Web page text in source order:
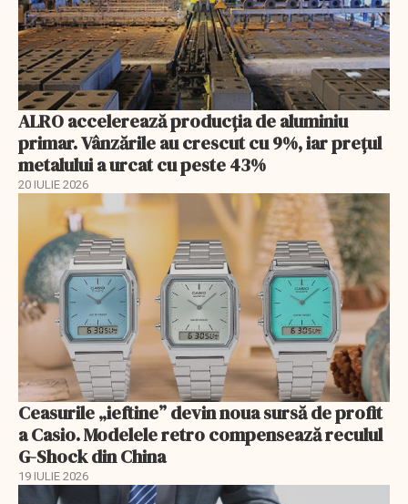
ALRO accelerează producția de aluminiu
primar. Vânzările au crescut cu 9%, iar prețul
metalului a urcat cu peste 43%
20 IULIE 2026
Ceasurile „ieftine” devin noua sursă de profit
a Casio. Modelele retro compensează reculul
G-Shock din China
19 IULIE 2026